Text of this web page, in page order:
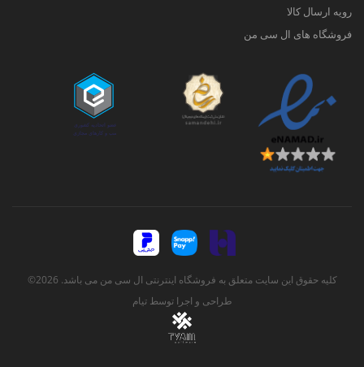
رویه ارسال کالا
فروشگاه های ال سی من
کلیه حقوق این سایت متعلق به فروشگاه اینترنتی ال سی من می باشد. 2026©
طراحی و اجرا توسطتیام